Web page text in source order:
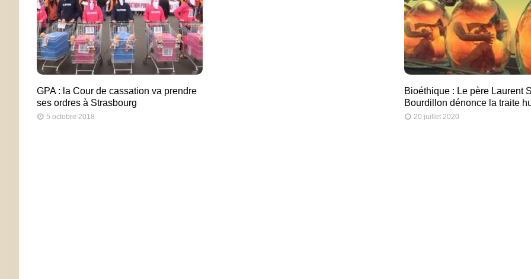
GPA : la Cour de cassation va prendre
ses ordres à Strasbourg
5 octobre 2018
Bioéthique : Le père Laurent
Bourdillon dénonce la traite
20 juillet 2020